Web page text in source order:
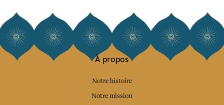
À propos
Notre histoire
Notre mission